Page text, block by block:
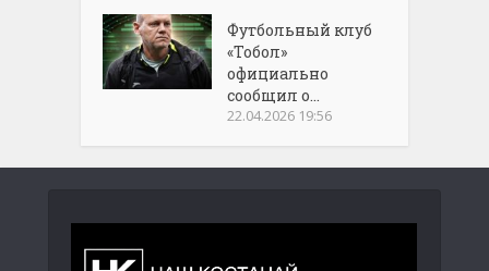
Футбольный клуб
«Тобол»
официально
сообщил о...
22.04.2026 19:56